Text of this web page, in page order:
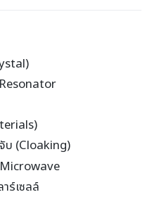
บ (Cloaking)
ร์เซลล์